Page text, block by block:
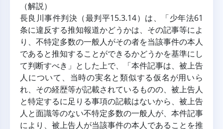
（解説）
長良川事件判決（最判平15.3.14）は、「少年法61
条に違反する推知報道かどうかは、その記事等によ
り、不特定多数の一般人がその者を当該事件の本人
であると推知することができるかどうかを基準にし
て判断すべき」とした上で、「本件記事は、被上告
人について、当時の実名と類似する仮名が用いら
れ、その経歴等が記載されているものの、被上告人
と特定するに足りる事項の記載はないから、被上告
人と面識等のない不特定多数の一般人が、本件記事
により、被上告人が当該事件の本人であることを推